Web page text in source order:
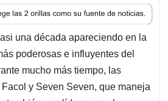
a
i
l
r
e
a
d
s
una década apareciendo en la
poderosas e influyentes del
mucho más tiempo, las
y Seven Seven, que maneja